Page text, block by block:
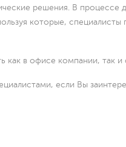
решения. В
которые,
в офисе компании, так и
если Вы